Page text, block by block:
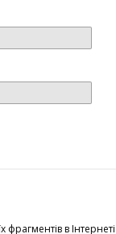
фрагментів в Інтернеті